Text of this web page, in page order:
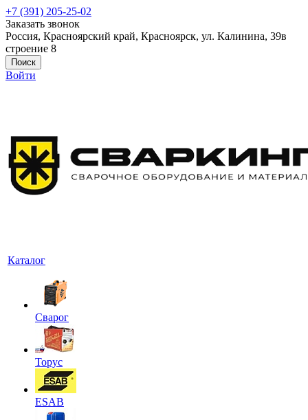
+7 (391) 205-25-02
Заказать звонок
Россия, Красноярский край, Красноярск, ул. Калинина, 39в
строение 8
Поиск
Войти
Каталог
Сварог
Торус
ESAB